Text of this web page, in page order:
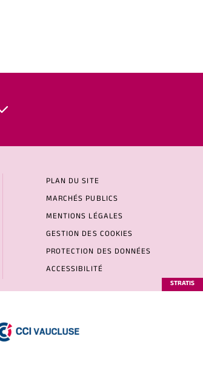
PLAN DU SITE
MARCHÉS PUBLICS
MENTIONS LÉGALES
GESTION DES COOKIES
PROTECTION DES DONNÉES
ACCESSIBILITÉ
STRATIS